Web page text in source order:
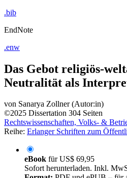
.bib
EndNote
.enw
Das Gebot religiös-
Neutralität als
von Sanarya Zollner (Autor:in)
©2025 Dissertation 304 Seiten
Rechtswissenschaften, Volks- &
Reihe: Erlanger Schriften zum
eBook fürUS$ 69,95
Sofort herunterladen. Inkl.